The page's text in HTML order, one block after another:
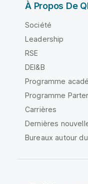
À Propos De
Société
Leadership
RSE
DEI&B
Programme
Programme
Carrières
Dernières
Bureaux autour